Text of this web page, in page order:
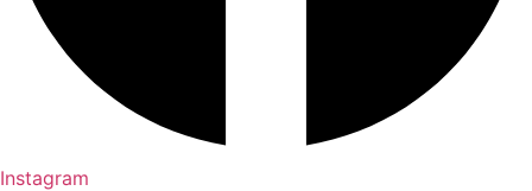
Instagram